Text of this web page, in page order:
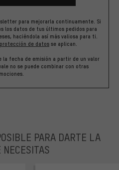
para mejorarla continuamente. Si
los datos de tus últimos pedidos para
haciéndola así más valiosa para ti.
de datos se aplican.
fecha de emisión a partir de un valor
no se puede combinar con otras
PARA DARTE LA
NECESITAS